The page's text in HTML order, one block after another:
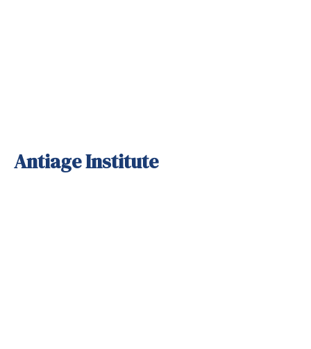
Antiage Institute